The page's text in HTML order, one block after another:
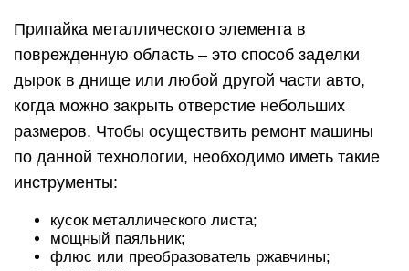
Припайка металлического элемента в
поврежденную область – это способ заделки
дырок в днище или любой другой части авто,
когда можно закрыть отверстие небольших
размеров. Чтобы осуществить ремонт машины
по данной технологии, необходимо иметь такие
инструменты:
кусок металлического листа;
мощный паяльник;
флюс или преобразователь ржавчины;